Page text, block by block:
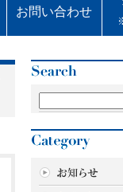
お問い合わせ